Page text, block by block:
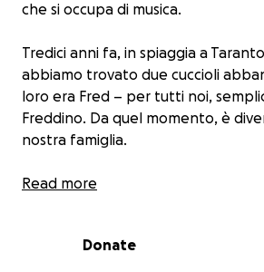
che si occupa di musica.
Tredici anni fa, in spiaggia a
abbiamo trovato due cuccioli
loro era Fred – per tutti noi,
Freddino. Da quel momento, è
nostra famiglia.
Il Dalek Studio è immerso nel
ricevere coccole e dare affetto a
Read more
Donate